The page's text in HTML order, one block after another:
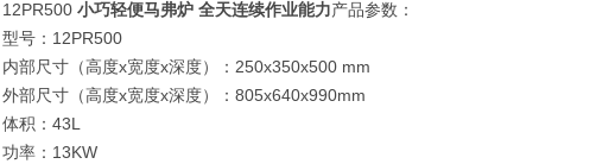
12PR500 小巧轻便马弗炉 全天连续作业能力产品参数：
型号：12PR500
内部尺寸（高度x宽度x深度）：250x350x500 mm
外部尺寸（高度x宽度x深度）：805x640x990mm
体积：43L
功率：13KW